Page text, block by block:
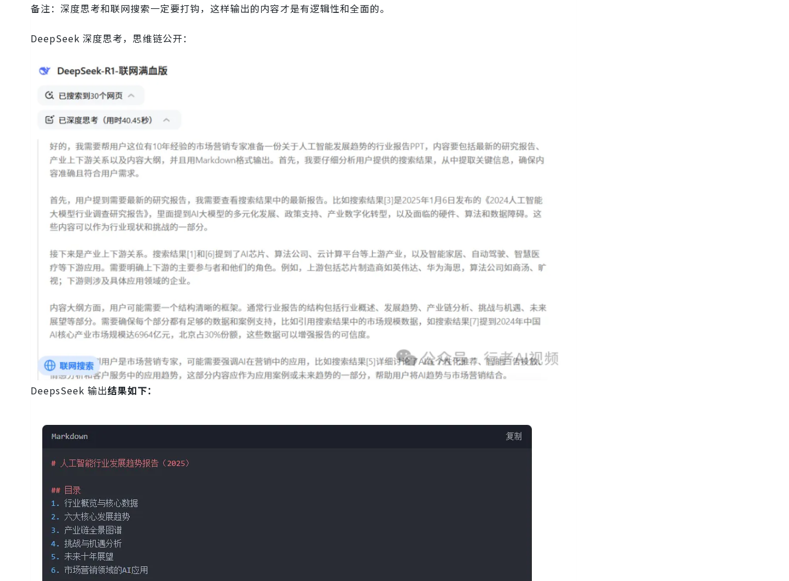
备注：深度思考和联网搜索一定要打钩，这样输出的内容才是有逻辑性和全面的。
DeepSeek 深度思考，思维链公开：
DeepsSeek 输出结果如下：